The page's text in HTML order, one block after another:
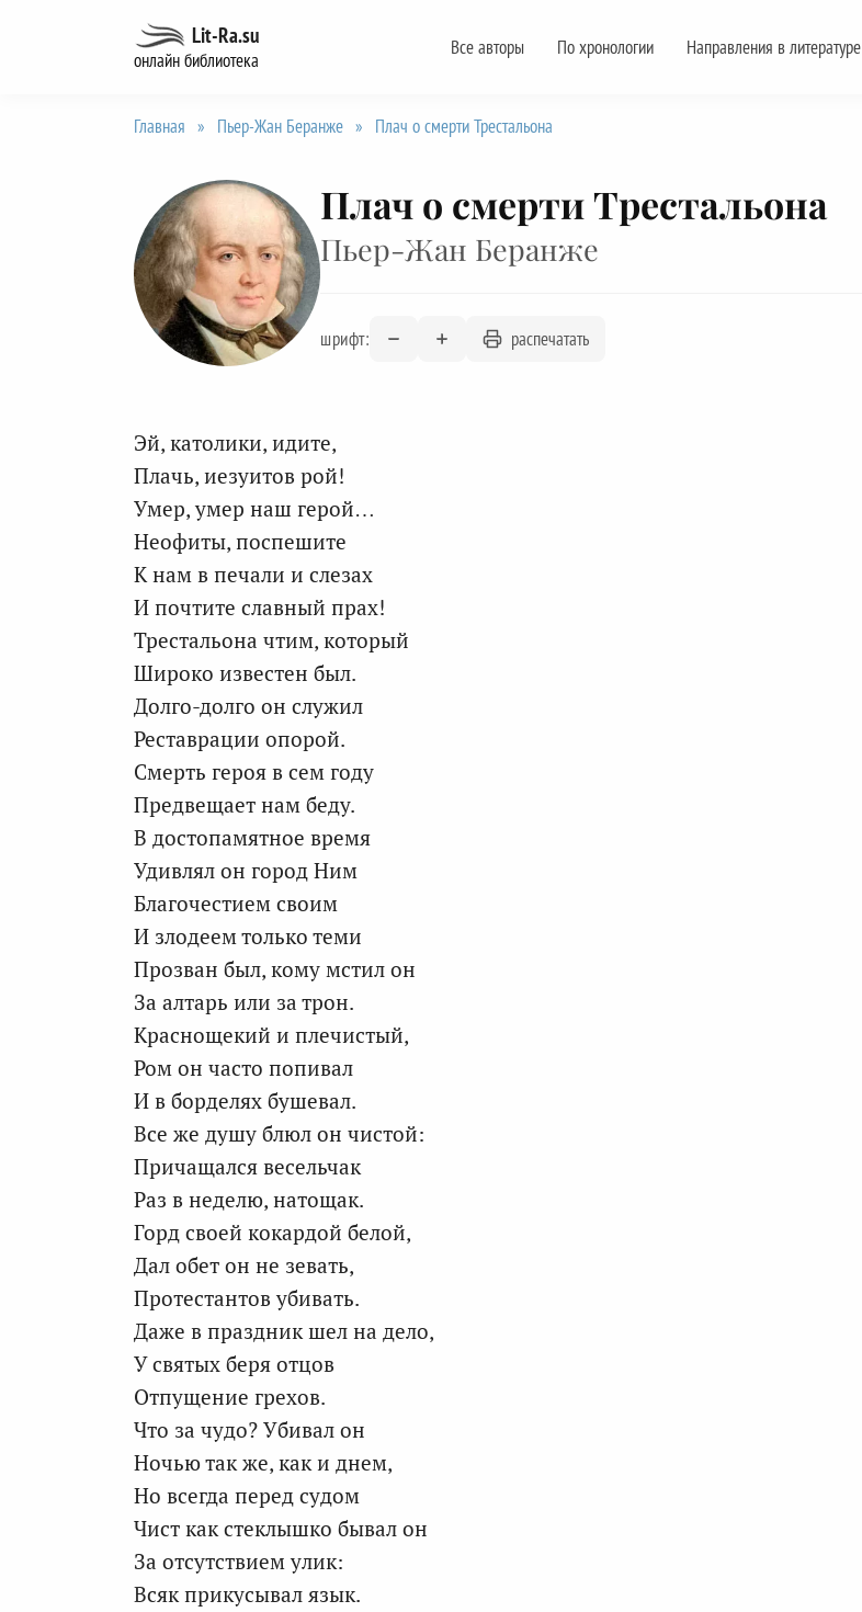
Lit-Ra.su
онлайн библиотека
Все авторы По хронологии Направления в литературе
Главная » Пьер-Жан Беранже » Плач о смерти Трестальона
Плач о смерти Трестальона
Пьер-Жан Беранже
шрифт: распечатать
Эй, католики, идите,
Плачь, иезуитов рой!
Умер, умер наш герой…
Неофиты, поспешите
К нам в печали и слезах
И почтите славный прах!
Трестальона чтим, который
Широко известен был.
Долго-долго он служил
Реставрации опорой.
Смерть героя в сем году
Предвещает нам беду.
В достопамятное время
Удивлял он город Ним
Благочестием своим
И злодеем только теми
Прозван был, кому мстил он
За алтарь или за трон.
Краснощекий и плечистый,
Ром он часто попивал
И в борделях бушевал.
Все же душу блюл он чистой:
Причащался весельчак
Раз в неделю, натощак.
Горд своей кокардой белой,
Дал обет он не зевать,
Протестантов убивать.
Даже в праздник шел на дело,
У святых беря отцов
Отпущение грехов.
Что за чудо? Убивал он
Ночью так же, как и днем,
Но всегда перед судом
Чист как стеклышко бывал он
За отсутствием улик:
Всяк прикусывал язык.